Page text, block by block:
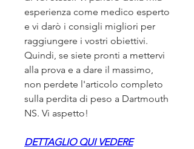
esperienza come medico esperto
e vi darò i consigli migliori per
raggiungere i vostri obiettivi.
Quindi, se siete pronti a mettervi
alla prova e a dare il massimo,
non perdete l'articolo completo
sulla perdita di peso a Dartmouth
NS. Vi aspetto!
DETTAGLIO QUI VEDERE